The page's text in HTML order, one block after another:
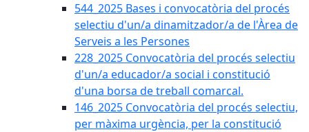
544_2025 Bases i convocatòria del procés
selectiu d'un/a dinamitzador/a de l'Àrea de
Serveis a les Persones
228_2025 Convocatòria del procés selectiu
d'un/a educador/a social i constitució
d'una borsa de treball comarcal.
146_2025 Convocatòria del procés selectiu,
per màxima urgència, per la constitució